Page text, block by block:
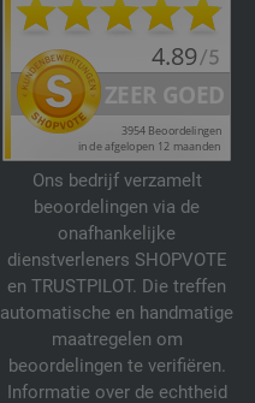
Ons bedrijf verzamelt
beoordelingen via de
onafhankelijke
dienstverleners SHOPVOTE
en TRUSTPILOT. Die treffen
automatische en handmatige
maatregelen om
beoordelingen te verifiëren.
Informatie over de echtheid